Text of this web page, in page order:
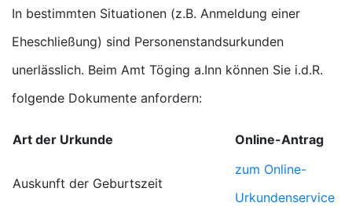
In bestimmten Situationen (z.B. Anmeldung einer
Eheschließung) sind Personenstandsurkunden
unerlässlich. Beim Amt Töging a.Inn können Sie i.d.R.
folgende Dokumente anfordern:
Art der Urkunde Online-Antrag
Auskunft der Geburtszeit
zum Online-
Urkundenservice